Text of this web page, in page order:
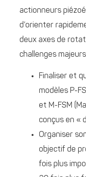
actionneurs
d’orienter
deux axes de
challenges majeurs
Finaliser et
modèles P-
et M-FSM
conçus en «
Organiser
objectif de
fois plus